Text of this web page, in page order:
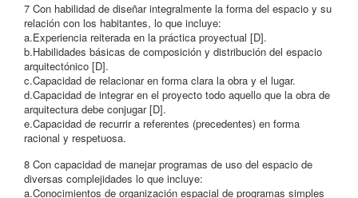
7 Con habilidad de diseñar integralmente la forma del espacio y su
relación con los habitantes, lo que incluye:
a.Experiencia reiterada en la práctica proyectual [D].
b.Habilidades básicas de composición y distribución del espacio
arquitectónico [D].
c.Capacidad de relacionar en forma clara la obra y el lugar.
d.Capacidad de integrar en el proyecto todo aquello que la obra de
arquitectura debe conjugar [D].
e.Capacidad de recurrir a referentes (precedentes) en forma
racional y respetuosa.
8 Con capacidad de manejar programas de uso del espacio de
diversas complejidades lo que incluye:
a.Conocimientos de organización espacial de programas simples